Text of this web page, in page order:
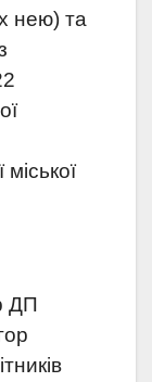
нею) та
ДП